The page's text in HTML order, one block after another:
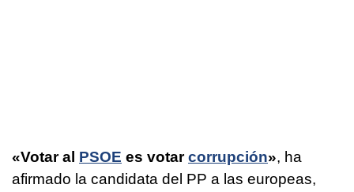
«Votar al PSOE es votarcorrupción», ha
afirmado la candidata del PP a las europeas,